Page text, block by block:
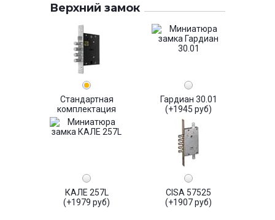
Верхний замок
Стандартная
комплектация
Гардиан 30.01
(+1945 руб)
КАЛЕ 257L
(+1979 руб)
CISA 57525
(+1907 руб)